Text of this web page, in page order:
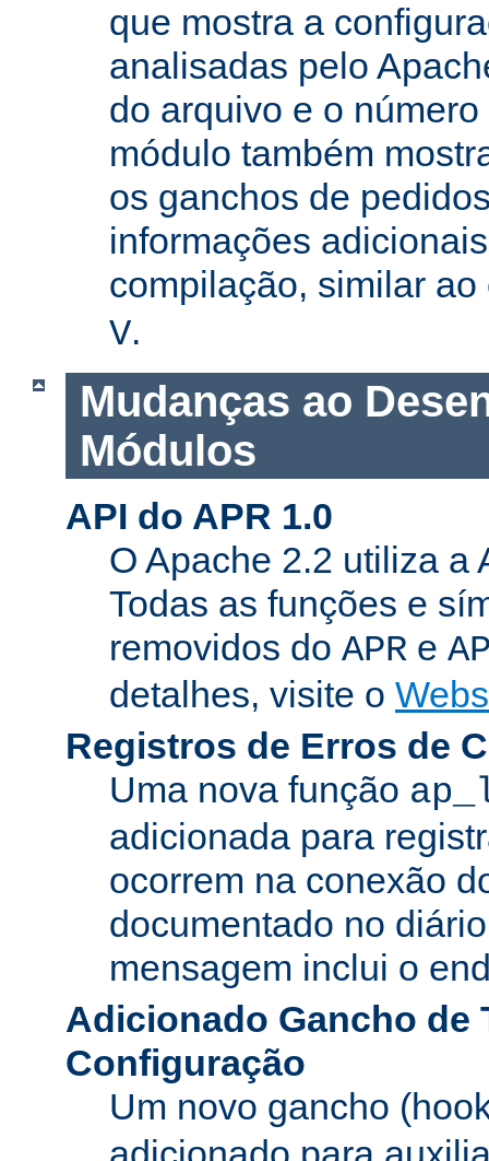
que mostra a
analisadas pelo
do arquivo e o
módulo também
os ganchos de
informações
compilação, similar
V.
Mudanças ao
Módulos
API do APR 1.0
O Apache 2.2 utiliza a
Todas as funções e
removidos do APR e
detalhes, visite o
Registros de Erros de
Uma nova função
adicionada para
ocorrem na conexão
documentado no
mensagem inclui o
Adicionado Gancho de
Configuração
Um novo gancho